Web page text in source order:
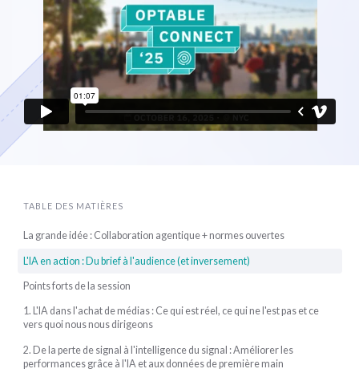
TABLE DES MATIÈRES
La grande idée : Collaboration agentique + normes ouvertes
L'IA en action : Du brief à l'audience (et inversement)
Points forts de la session
1. L'IA dans l'achat de médias : Ce qui est réel, ce qui ne l'est pas et ce
vers quoi nous nous dirigeons
2. De la perte de signal à l'intelligence du signal : Améliorer les
performances grâce à l'IA et aux données de première main